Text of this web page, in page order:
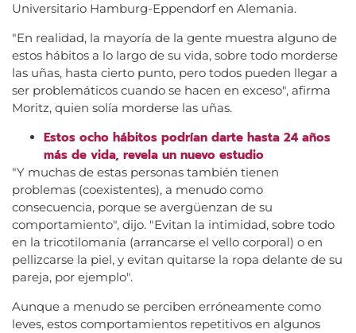
Universitario Hamburg-Eppendorf en Alemania.
"En realidad, la mayoría de la gente muestra alguno de
estos hábitos a lo largo de su vida, sobre todo morderse
las uñas, hasta cierto punto, pero todos pueden llegar a
ser problemáticos cuando se hacen en exceso", afirma
Moritz, quien solía morderse las uñas.
Estos ocho hábitos podrían darte hasta 24 años
más de vida, revela un nuevo estudio
"Y muchas de estas personas también tienen
problemas (coexistentes), a menudo como
consecuencia, porque se avergüenzan de su
comportamiento", dijo. "Evitan la intimidad, sobre todo
en la tricotilomanía (arrancarse el vello corporal) o en
pellizcarse la piel, y evitan quitarse la ropa delante de su
pareja, por ejemplo".
Aunque a menudo se perciben erróneamente como
leves, estos comportamientos repetitivos en algunos